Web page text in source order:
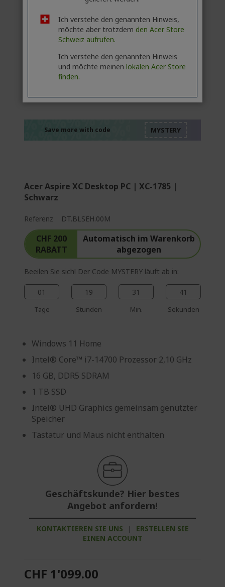
Save more with code
Acer Aspire XC Desktop PC | XC-1785 |
Schwarz
Referenz DT.BLSEH.00M
CHF 200
RABATT
Automatisch im Warenkorb
abgezogen
Beeilen Sie sich! Der Code MYSTERY läuft ab in:
01
Tage
19
Stunden
31
Min.
40
Sekunden
Windows 11 Home
Intel® Core™ i7-14700 Prozessor 2,10 GHz
16 GB, DDR5 SDRAM
1 TB SSD
Intel® UHD Graphics gemeinsam genutzter
Speicher
Tastatur und Maus nicht enthalten
Geschäftskunde? Hier bestes
Angebot anfordern!
KONTAKTIEREN SIE UNS |
ERSTELLEN SIE
EINEN ACCOUNT
CHF 1'099.00
Ich verstehe den genannten Hinweis,
möchte aber trotzdem den Acer Store
Schweiz aufrufen.
Ich verstehe den genannten Hinweis
und möchte meinen lokalen Acer Store
finden.